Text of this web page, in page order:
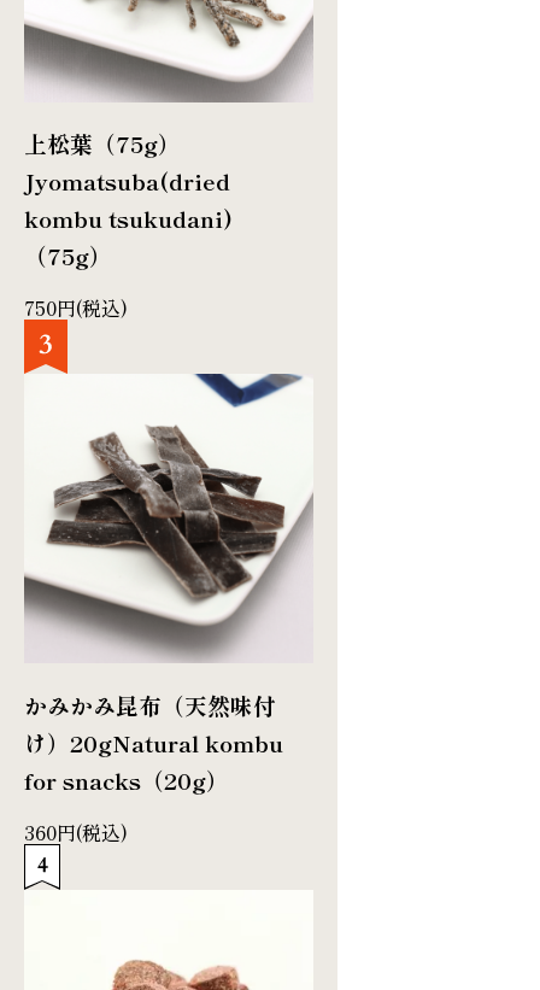
上松葉（75g）
Jyomatsuba(dried
kombu tsukudani)
（75g）
750円(税込)
かみかみ昆布（天然味付
け）20gNatural kombu
for snacks（20g）
360円(税込)